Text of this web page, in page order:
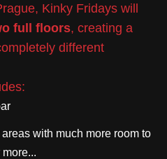
Kinky Fridays will
full floors, creating a
different
with much more room to